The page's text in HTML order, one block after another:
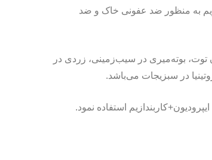
به منظور ضد عفونی خاک و ضد
توت، بوته‌میری در سیب‌زمینی، زردی در
در سبزیجات می‌باشد.
استفاده نمود.